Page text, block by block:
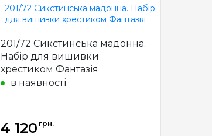
201/72 Сикстинська мадонна.
Набір для вишивки
хрестиком Фантазія
в наявності
4 120 грн.